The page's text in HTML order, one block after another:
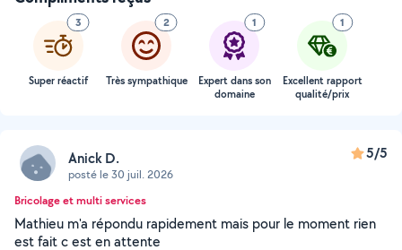
3
Super réactif
2
Très sympathique
1
Expert dans son
domaine
1
Excellent rapport
qualité/prix
Anick D.
posté le 30 juil. 2026
5/5
Bricolage et multi services
Mathieu m'a répondu rapidement mais pour le moment rien
est fait c est en attente